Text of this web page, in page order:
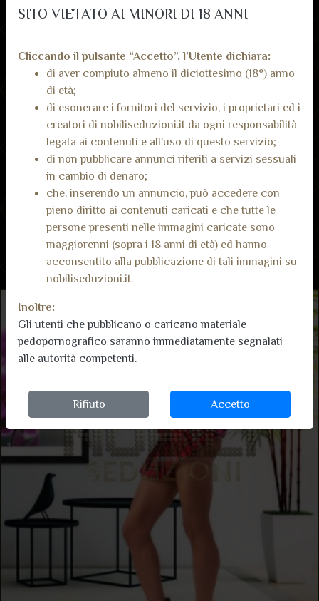
Invia messaggio Whatsapp
Inserisci recensione
Recensioni dai nostri
utenti
Non ci sono ancora recensioni.
SITO VIETATO AI MINORI DI 18 ANNI
Cliccando il pulsante “Accetto”, l’Utente dichiara:
di aver compiuto almeno il diciottesimo (18°) anno
di età;
di esonerare i fornitori del servizio, i proprietari ed i
creatori di nobiliseduzioni.it da ogni responsabilità
legata ai contenuti e all’uso di questo servizio;
di non pubblicare annunci riferiti a servizi sessuali
in cambio di denaro;
che, inserendo un annuncio, può accedere con
pieno diritto ai contenuti caricati e che tutte le
persone presenti nelle immagini caricate sono
maggiorenni (sopra i 18 anni di età) ed hanno
acconsentito alla pubblicazione di tali immagini su
nobiliseduzioni.it.
Inoltre:
Gli utenti che pubblicano o caricano materiale
pedopornografico saranno immediatamente segnalati
alle autorità competenti.
Rifiuto Accetto